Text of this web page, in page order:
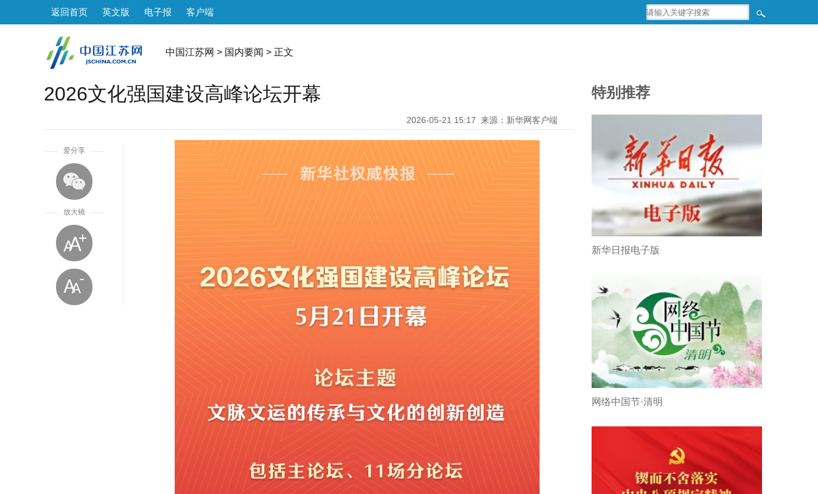
返回首页 英文版 电子报 客户端
中国江苏网 > 国内要闻 > 正文
2026文化强国建设高峰论坛开幕
2026-05-21 15:17 来源：新华网客户端
爱分享
放大镜
特别推荐
新华日报电子版
网络中国节·清明